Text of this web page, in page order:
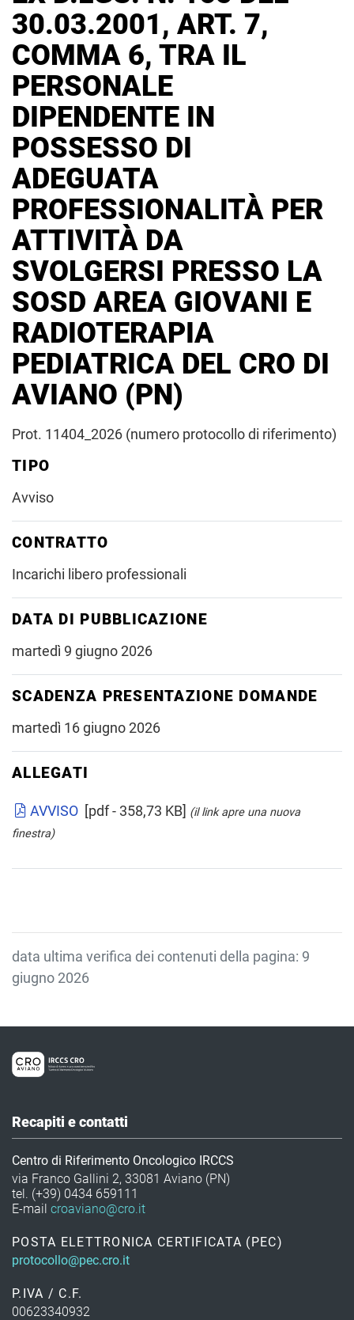
30.03.2001, ART. 7,
COMMA 6, TRA IL
PERSONALE
DIPENDENTE IN
POSSESSO DI
ADEGUATA
PROFESSIONALITÀ PER
ATTIVITÀ DA
SVOLGERSI PRESSO LA
SOSD AREA GIOVANI E
RADIOTERAPIA
PEDIATRICA DEL CRO DI
AVIANO (PN)
Prot. 11404_2026 (numero protocollo di riferimento)
TIPO
Avviso
CONTRATTO
Incarichi libero professionali
DATA DI PUBBLICAZIONE
martedì 9 giugno 2026
SCADENZA PRESENTAZIONE DOMANDE
martedì 16 giugno 2026
ALLEGATI
AVVISO[pdf - 358,73 KB] (il link apre una nuova
finestra)
data ultima verifica dei contenuti della pagina: 9
giugno 2026
Recapiti e contatti
Centro di Riferimento Oncologico IRCCS
via Franco Gallini 2, 33081 Aviano (PN)
tel. (+39) 0434 659111
E-mail croaviano@cro.it
POSTA ELETTRONICA CERTIFICATA (PEC)
protocollo@pec.cro.it
P.IVA / C.F.
00623340932